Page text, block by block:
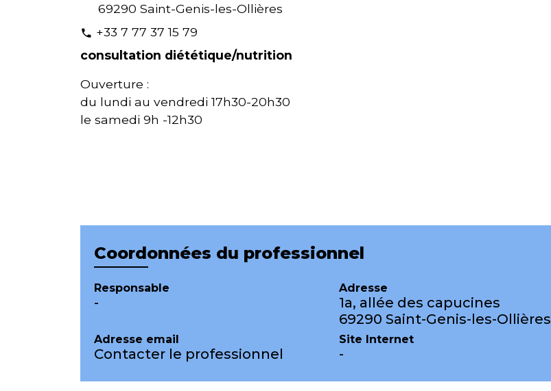
69290 Saint-Genis-les-Ollières
phone +33 7 77 37 15 79
consultation diététique/nutrition
Ouverture :
du lundi au vendredi 17h30-20h30
le samedi 9h -12h30
Coordonnées du professionnel
Responsable
-
Adresse
1a, allée des capucines
69290 Saint-Genis-les-Ollières
Adresse email
Contacter le professionnel
Site Internet
-